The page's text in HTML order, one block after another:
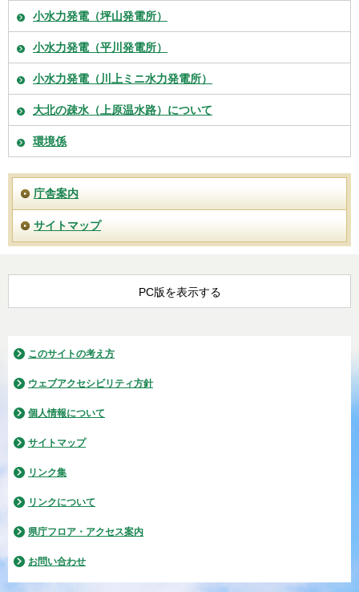
小水力発電（坪山発電所）
小水力発電（平川発電所）
小水力発電（川上ミニ水力発電所）
大北の疎水（上原温水路）について
環境係
庁舎案内
サイトマップ
PC版を表示する
このサイトの考え方
ウェブアクセシビリティ方針
個人情報について
サイトマップ
リンク集
リンクについて
県庁フロア・アクセス案内
お問い合わせ